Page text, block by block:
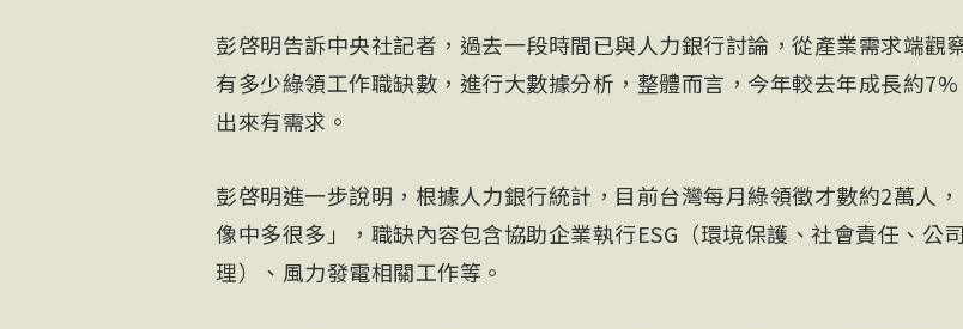
彭啓明告訴中央社記者，過去一段時間已與人力銀行討論，從產業需求端觀
有多少綠領工作職缺數，進行大數據分析，整體而言，今年較去年成長約
出來有需求。
彭啓明進一步說明，根據人力銀行統計，目前台灣每月綠領徵才數約2萬人
像中多很多」，職缺內容包含協助企業執行ESG（環境保護、社會責任、公
理）、風力發電相關工作等。